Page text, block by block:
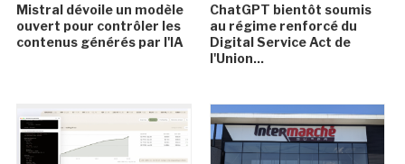
Mistral dévoile un modèle
ouvert pour contrôler les
contenus générés par l'IA
ChatGPT bientôt soumis
au régime renforcé du
Digital Service Act de
l'Union...